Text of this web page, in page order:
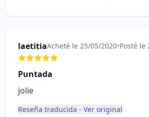
laetitiaAcheté le 25/05/2020•Posté le
Puntada
jolie
Reseña traducida - Ver original